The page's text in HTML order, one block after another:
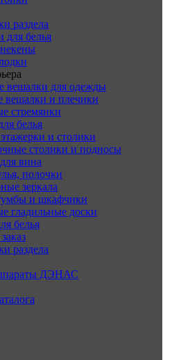
раздела
для белья
вешалки для одежды
вешалки и плечики
стремянки
белья
и столики
столики и подносы
вина
полочки
зеркала
и шкафчики
гладильные доски
белья
раздела
ДЭНАС